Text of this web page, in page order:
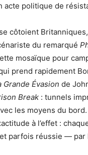
acte politique de
côtoient
du remarqué
mosaïque pour
prend rapidement
Grande Évasion de
Break : tunnels
les moyens du
à l’effet :
parfois réussie — par